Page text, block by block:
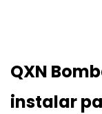
QXN
instalar